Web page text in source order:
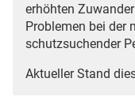
erhöhten
Problemen bei der
schutzsuchender
Aktueller Stand